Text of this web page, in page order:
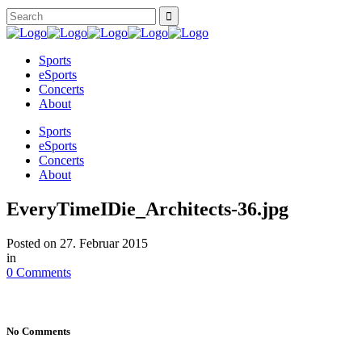
Sports
eSports
Concerts
About
Sports
eSports
Concerts
About
EveryTimeIDie_Architects-36.jpg
Posted on 27. Februar 2015
in
0 Comments
No Comments